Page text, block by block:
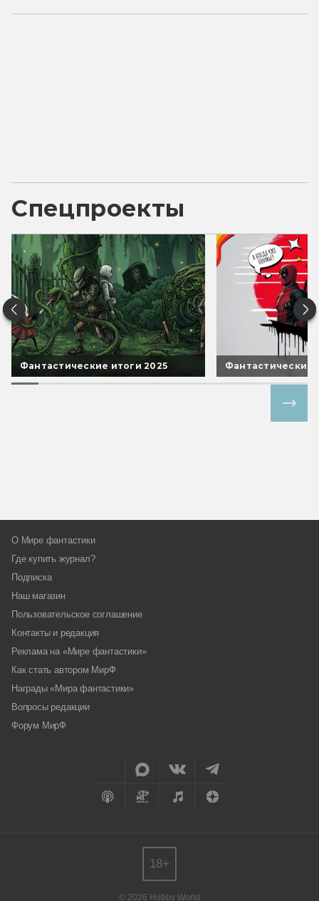
Спецпроекты
Фантастические итоги 2025 Фантастические
О Мире фантастики
Где купить журнал?
Подписка
Наш магазин
Пользовательское соглашение
Контакты и редакция
Реклама на «Мире фантастики»
Как стать автором МирФ
Награды «Мира фантастики»
Вопросы редакции
Форум МирФ
© 2026 Hobby World
18+